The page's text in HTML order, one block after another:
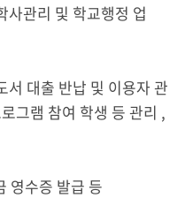
사관리 및 학교행정 업
서 대출 반납 및 이용자 관
그램 참여 학생 등 관리 ,
영수증 발급 등